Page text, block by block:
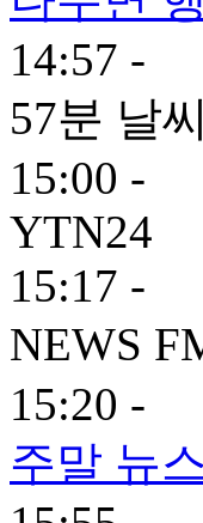
14:57 -
57분 날
15:00 -
YTN24
15:17 -
NEWS
15:20 -
주말 뉴